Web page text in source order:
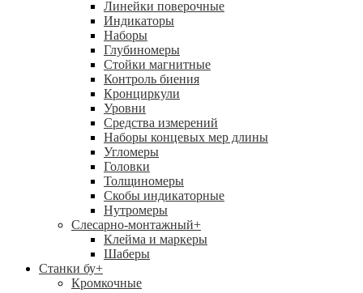
Линейки поверочные
Индикаторы
Наборы
Глубиномеры
Стойки магнитные
Контроль биения
Кронциркули
Уровни
Средства измерений
Наборы концевых мер длины
Угломеры
Головки
Толщиномеры
Скобы индикаторные
Нутромеры
Слесарно-монтажный+
Клейма и маркеры
Шаберы
Станки бу+
Кромкочные